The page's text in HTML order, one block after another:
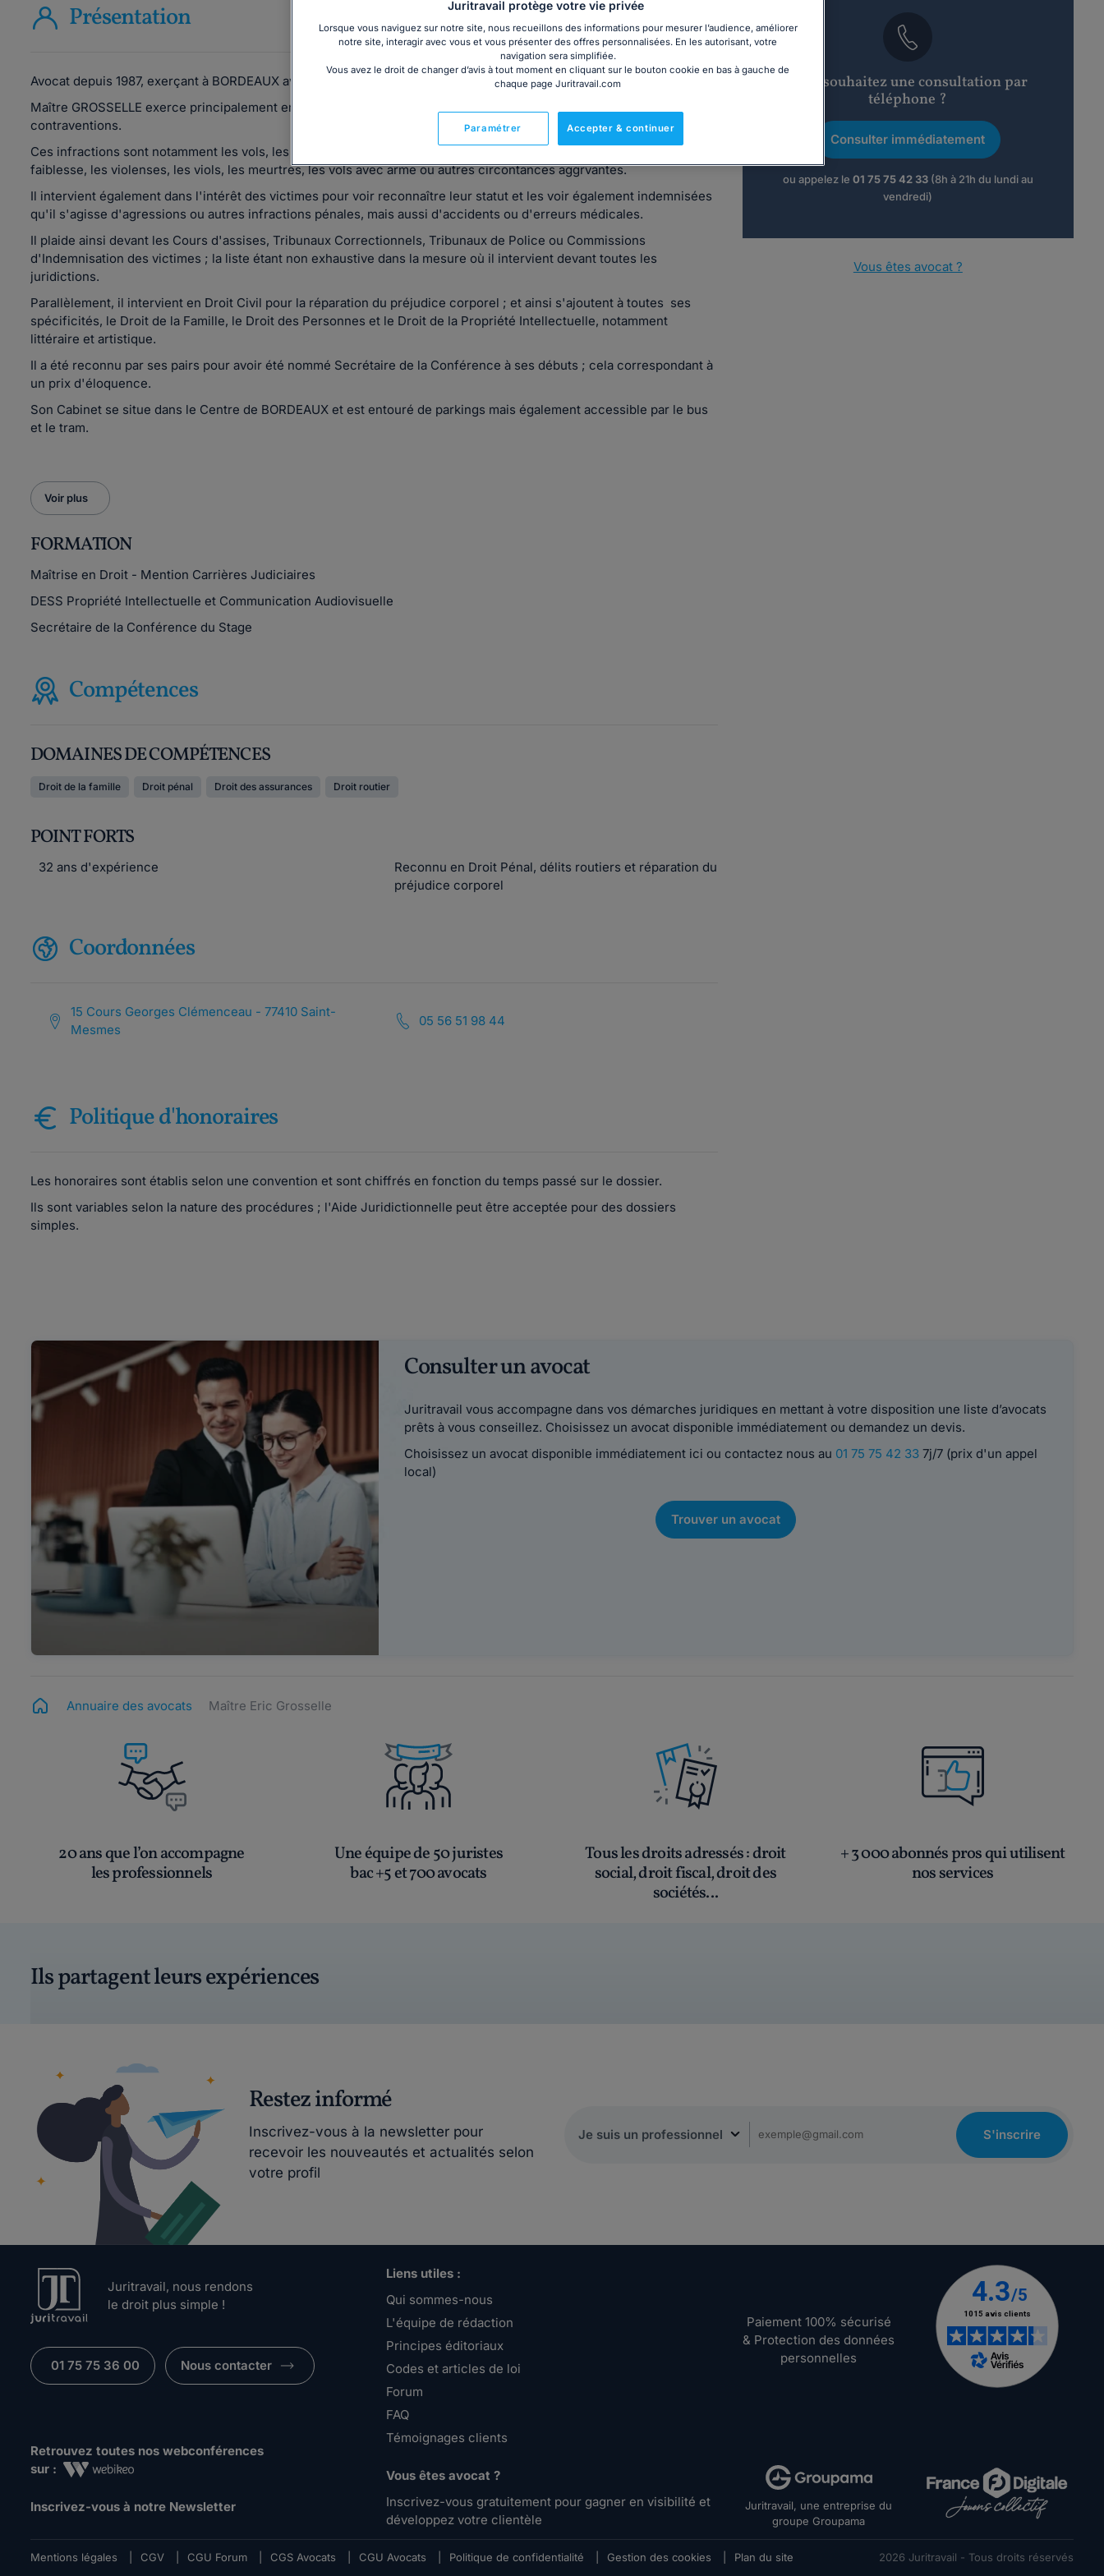
Présentation
Avocat depuis 1987, exerçant à BORDEAUX avec un cabinet secondaire sur ARCACHON
Maître GROSSELLE exerce principalement en Droit Pénal pour tout ce qui concerne les crimes, les délits ou les
contraventions.
Ces infractions sont notamment les vols, les escroqueries, les abus de confiance ou de biens sociaux, les abus de
faiblesse, les violenses, les viols, les meurtres, les vols avec arme ou autres circontances aggrvantes.
Il intervient également dans l'intérêt des victimes pour voir reconnaître leur statut et les voir également indemnisées
qu'il s'agisse d'agressions ou autres infractions pénales, mais aussi d'accidents ou d'erreurs médicales.
Il plaide ainsi devant les Cours d'assises, Tribunaux Correctionnels, Tribunaux de Police ou Commissions
d'Indemnisation des victimes ; la liste étant non exhaustive dans la mesure où il intervient devant toutes les
juridictions.
Parallèlement, il intervient en Droit Civil pour la réparation du préjudice corporel ; et ainsi s'ajoutent à toutes ses
spécificités, le Droit de la Famille, le Droit des Personnes et le Droit de la Propriété Intellectuelle, notamment
littéraire et artistique.
Il a été reconnu par ses pairs pour avoir été nommé Secrétaire de la Conférence à ses débuts ; cela correspondant à
un prix d'éloquence.
Son Cabinet se situe dans le Centre de BORDEAUX et est entouré de parkings mais également accessible par le bus
et le tram.
Voir plus
FORMATION
Maîtrise en Droit - Mention Carrières Judiciaires
DESS Propriété Intellectuelle et Communication Audiovisuelle
Secrétaire de la Conférence du Stage
Compétences
DOMAINES DE COMPÉTENCES
Droit de la famille Droit pénal Droit des assurances Droit routier
POINT FORTS
32 ans d'expérience
Reconnu en Droit Pénal, délits routiers et réparation du
préjudice corporel
Coordonnées
15 Cours Georges Clémenceau - 77410 Saint-
Mesmes
05 56 51 98 44
Politique d'honoraires
Les honoraires sont établis selon une convention et sont chiffrés en fonction du temps passé sur le dossier.
Ils sont variables selon la nature des procédures ; l'Aide Juridictionnelle peut être acceptée pour des dossiers
simples.
Vous souhaitez une consultation par
téléphone ?
Consulter immédiatement
ou appelez le 01 75 75 42 33(8h à 21h du lundi au
vendredi)
Vous êtes avocat ?
Consulter un avocat
Juritravail vous accompagne dans vos démarches juridiques en mettant à votre disposition une liste d’avocats
prêts à vous conseillez. Choisissez un avocat disponible immédiatement ou demandez un devis.
Choisissez un avocat disponible immédiatement ici ou contactez nous au 01 75 75 42 337j/7 (prix d'un appel
local)
Trouver un avocat
Annuaire des avocats Maître Eric Grosselle
20 ans que l’on accompagne
les professionnels
Une équipe de 50 juristes
bac +5 et 700 avocats
Tous les droits adressés: droit
social, droit fiscal, droit des
sociétés...
+ 3 000 abonnés pros qui utilisent
nos services
Ils partagent leurs expériences
Restez informé
Inscrivez-vous à la newsletter pour
recevoir les nouveautés et actualités selon
votre profil
S'inscrire
Juritravail, nous rendons
le droit plus simple !
01 75 75 36 00 Nous contacter
Retrouvez toutes nos webconférences
sur :
Inscrivez-vous à notre Newsletter
Liens utiles :
Qui sommes-nous
L'équipe de rédaction
Principes éditoriaux
Codes et articles de loi
Forum
FAQ
Témoignages clients
Vous êtes avocat ?
Inscrivez-vous gratuitement pour gagner en visibilité et
développez votre clientèle
Paiement 100% sécurisé
& Protection des données
personnelles
Juritravail, une entreprise du
groupe Groupama
Mentions légales CGV CGU Forum CGS Avocats CGU Avocats Politique de confidentialité Gestion des cookies Plan du site 2026 Juritravail - Tous droits réservés
Juritravail protège votre vie privée
Lorsque vous naviguez sur notre site, nous recueillons des informations pour mesurer l’audience, améliorer
notre site, interagir avec vous et vous présenter des offres personnalisées. En les autorisant, votre
navigation sera simplifiée.
Vous avez le droit de changer d’avis à tout moment en cliquant sur le bouton cookie en bas à gauche de
chaque page Juritravail.com
Accepter & continuer
Paramétrer